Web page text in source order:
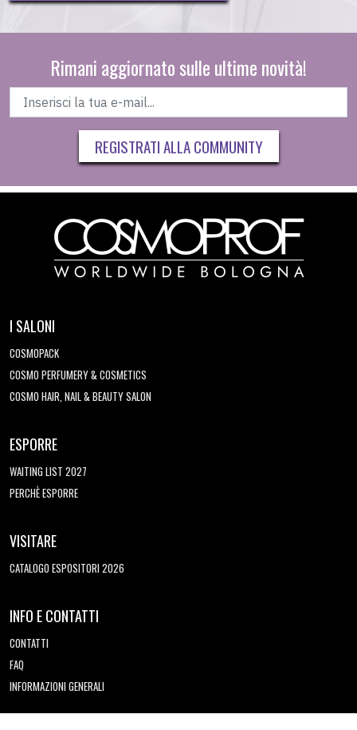
Rimani aggiornato sulle ultime novità!
REGISTRATI ALLA COMMUNITY
I SALONI
COSMOPACK
COSMO PERFUMERY & COSMETICS
COSMO HAIR, NAIL & BEAUTY SALON
ESPORRE
WAITING LIST 2027
PERCHÈ ESPORRE
VISITARE
CATALOGO ESPOSITORI 2026
INFO E CONTATTI
CONTATTI
FAQ
INFORMAZIONI GENERALI